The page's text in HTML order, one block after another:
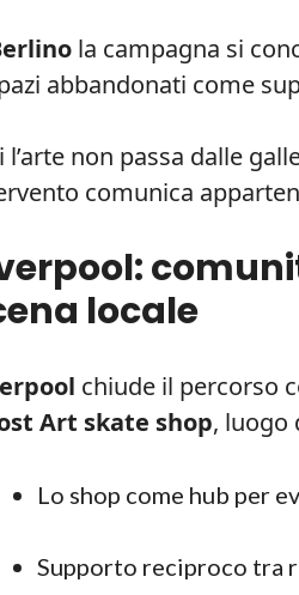
la campagna si
abbandonati come
l’arte non passa dalle
comunica
locale
chiude il percorso
Art skate shop, luogo
Lo shop come hub per
Supporto reciproco tra